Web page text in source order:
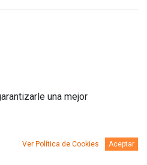
una mejor
Ver Política de Cookies Aceptar